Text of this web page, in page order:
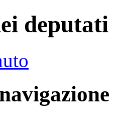
deputati